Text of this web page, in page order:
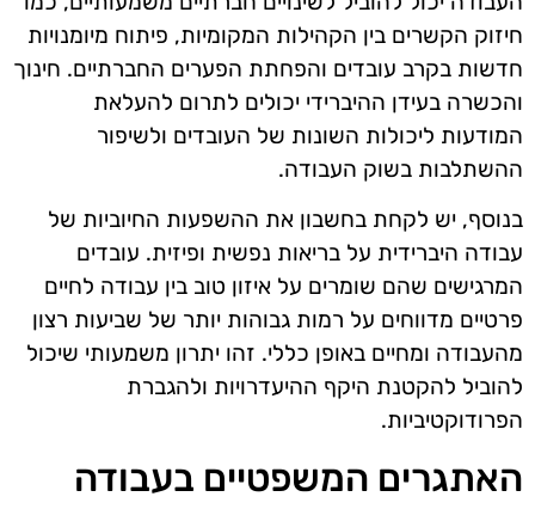
חיזוק הקשרים בין הקהילות המקומיות, פיתוח מיומנויות
חדשות בקרב עובדים והפחתת הפערים החברתיים. חינוך
והכשרה בעידן ההיברידי יכולים לתרום להעלאת
המודעות ליכולות השונות של העובדים ולשיפור
ההשתלבות בשוק העבודה.
בנוסף, יש לקחת בחשבון את ההשפעות החיוביות של
עבודה היברידית על בריאות נפשית ופיזית. עובדים
המרגישים שהם שומרים על איזון טוב בין עבודה לחיים
פרטיים מדווחים על רמות גבוהות יותר של שביעות רצון
מהעבודה ומחיים באופן כללי. זהו יתרון משמעותי שיכול
להוביל להקטנת היקף ההיעדרויות ולהגברת
הפרודוקטיביות.
האתגרים המשפטיים בעבודה